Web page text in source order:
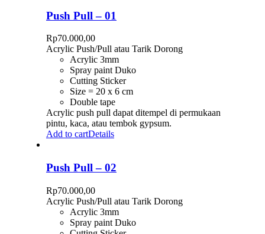
Push Pull – 01
Rp70.000,00
Acrylic Push/Pull atau Tarik Dorong
Acrylic 3mm
Spray paint Duko
Cutting Sticker
Size = 20 x 6 cm
Double tape
Acrylic push pull dapat ditempel di permukaan
pintu, kaca, atau tembok gypsum.
Add to cartDetails
Push Pull – 02
Rp70.000,00
Acrylic Push/Pull atau Tarik Dorong
Acrylic 3mm
Spray paint Duko